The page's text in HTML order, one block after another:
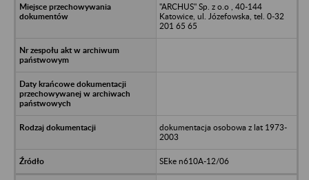
"ARCHUS" Sp. z o.o , 40-144
Katowice, ul. Józefowska, tel. 0-32
201 65 65
dokumentacja osobowa z lat 1973-
2003
SEke n610A-12/06